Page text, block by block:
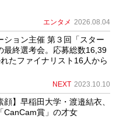
エンタメ 2026.08.04
ション主催 第３回「スター
終選考会。応募総数16,39
たファイナリスト16人から
NEXT 2023.10.10
顔】早稲田大学・渡邉結衣、
CanCam賞」の才女